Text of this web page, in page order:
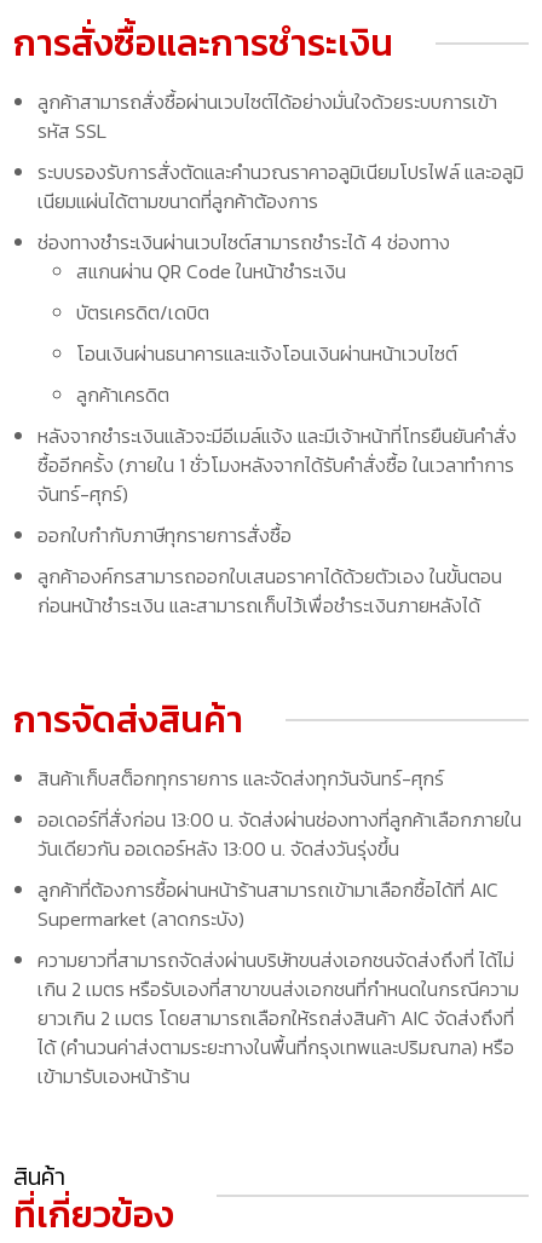
การสั่งซื้อและการชำระเงิน
ลูกค้าสามารถสั่งซื้อผ่านเวบไซต์ได้อย่างมั่นใจด้วยระบบการเข้า
รหัส SSL
ระบบรองรับการสั่งตัดและคำนวณราคาอลูมิเนียมโปรไฟล์ และอลูมิ
เนียมแผ่นได้ตามขนาดที่ลูกค้าต้องการ
ช่องทางชำระเงินผ่านเวบไซต์สามารถชำระได้ 4 ช่องทาง
สแกนผ่าน QR Code ในหน้าชำระเงิน
บัตรเครดิต/เดบิต
โอนเงินผ่านธนาคารและแจ้งโอนเงินผ่านหน้าเวบไซต์
ลูกค้าเครดิต
หลังจากชำระเงินแล้วจะมีอีเมล์แจ้ง และมีเจ้าหน้าที่โทรยืนยันคำสั่ง
ซื้ออีกครั้ง (ภายใน 1 ชั่วโมงหลังจากได้รับคำสั่งซื้อ ในเวลาทำการ
จันทร์-ศุกร์)
ออกใบกำกับภาษีทุกรายการสั่งซื้อ
ลูกค้าองค์กรสามารถออกใบเสนอราคาได้ด้วยตัวเอง ในขั้นตอน
ก่อนหน้าชำระเงิน และสามารถเก็บไว้เพื่อชำระเงินภายหลังได้
การจัดส่งสินค้า
สินค้าเก็บสต็อกทุกรายการ และจัดส่งทุกวันจันทร์-ศุกร์
ออเดอร์ที่สั่งก่อน 13:00 น. จัดส่งผ่านช่องทางที่ลูกค้าเลือกภายใน
วันเดียวกัน ออเดอร์หลัง 13:00 น. จัดส่งวันรุ่งขึ้น
ลูกค้าที่ต้องการซื้อผ่านหน้าร้านสามารถเข้ามาเลือกซื้อได้ที่ AIC
Supermarket (ลาดกระบัง)
ความยาวที่สามารถจัดส่งผ่านบริษัทขนส่งเอกชนจัดส่งถึงที่ ได้ไม่
เกิน 2 เมตร หรือรับเองที่สาขาขนส่งเอกชนที่กำหนดในกรณีความ
ยาวเกิน 2 เมตร โดยสามารถเลือกให้รถส่งสินค้า AIC จัดส่งถึงที่
ได้ (คำนวนค่าส่งตามระยะทางในพื้นที่กรุงเทพและปริมณฑล) หรือ
เข้ามารับเองหน้าร้าน
สินค้า
ที่เกี่ยวข้อง